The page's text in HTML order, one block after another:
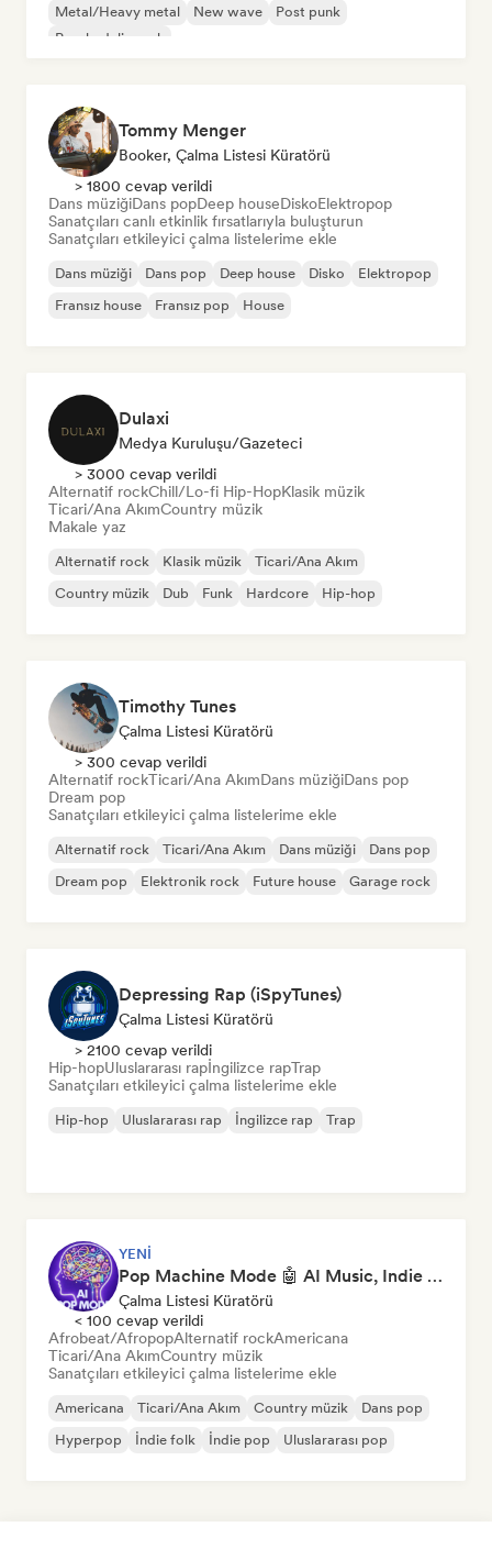
Metal/Heavy metal
New wave
Post punk
Psychedelic rock
Tommy Menger
Booker, Çalma Listesi Küratörü
> 1800 cevap verildi
Dans müziğiDans popDeep houseDiskoElektropop
Sanatçıları canlı etkinlik fırsatlarıyla buluşturun
Sanatçıları etkileyici çalma listelerime ekle
Dans müziği Dans pop Deep house Disko
Elektropop
Fransız house
Fransız pop House
Dulaxi
Medya Kuruluşu/Gazeteci
> 3000 cevap verildi
Alternatif rockChill/Lo-fi Hip-HopKlasik müzik
Ticari/Ana AkımCountry müzik
Makale yaz
Alternatif rock Klasik müzik
Ticari/Ana Akım
Country müzik
Dub Funk Hardcore Hip-hop
Timothy Tunes
Çalma Listesi Küratörü
> 300 cevap verildi
Alternatif rockTicari/Ana AkımDans müziğiDans pop
Dream pop
Sanatçıları etkileyici çalma listelerime ekle
Alternatif rock Ticari/Ana Akım Dans müziği
Dans pop
Dream pop
Elektronik rock Future house Garage rock
Depressing Rap (iSpyTunes)
Çalma Listesi Küratörü
> 2100 cevap verildi
Hip-hopUluslararası rapİngilizce rapTrap
Sanatçıları etkileyici çalma listelerime ekle
Hip-hop Uluslararası rap İngilizce rap Trap
YENI
Pop Machine Mode 🤖 AI Music, Indie Pop & Dream Pop
Çalma Listesi Küratörü
< 100 cevap verildi
Afrobeat/AfropopAlternatif rockAmericana
Ticari/Ana AkımCountry müzik
Sanatçıları etkileyici çalma listelerime ekle
Americana Ticari/Ana Akım Country müzik
Dans pop
Hyperpop
İndie folk İndie pop Uluslararası pop